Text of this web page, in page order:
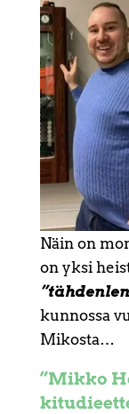
Näin on
on yksi
kunnossa
Mikosta…
”Mikko